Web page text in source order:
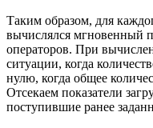
Таким образом, для
вычислялся мгновенный
операторов. При
ситуации, когда
нулю, когда общее
Отсекаем показатели
поступившие ранее